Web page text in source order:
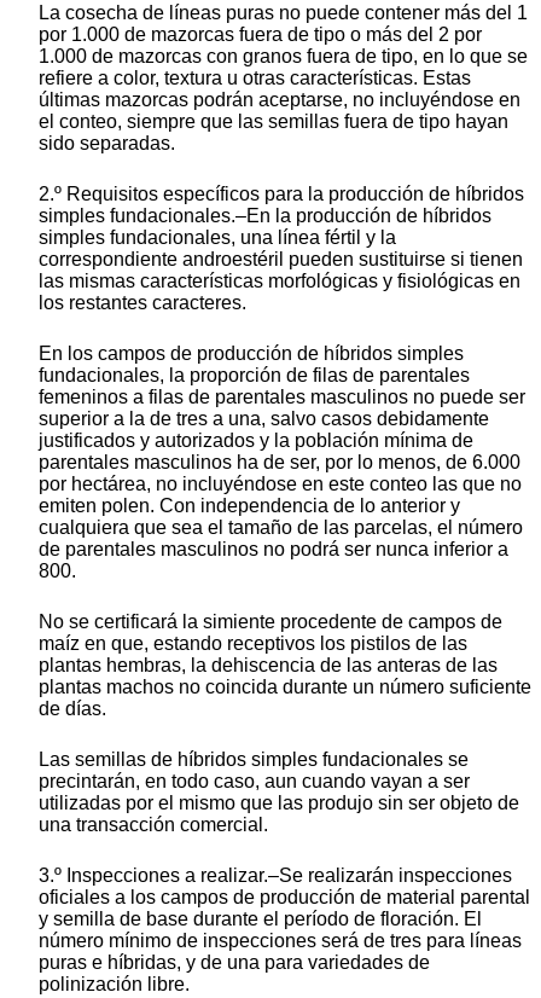
La cosecha de líneas puras no puede contener más del 1
por 1.000 de mazorcas fuera de tipo o más del 2 por
1.000 de mazorcas con granos fuera de tipo, en lo que se
refiere a color, textura u otras características. Estas
últimas mazorcas podrán aceptarse, no incluyéndose en
el conteo, siempre que las semillas fuera de tipo hayan
sido separadas.
2.º Requisitos específicos para la producción de híbridos
simples fundacionales.–En la producción de híbridos
simples fundacionales, una línea fértil y la
correspondiente androestéril pueden sustituirse si tienen
las mismas características morfológicas y fisiológicas en
los restantes caracteres.
En los campos de producción de híbridos simples
fundacionales, la proporción de filas de parentales
femeninos a filas de parentales masculinos no puede ser
superior a la de tres a una, salvo casos debidamente
justificados y autorizados y la población mínima de
parentales masculinos ha de ser, por lo menos, de 6.000
por hectárea, no incluyéndose en este conteo las que no
emiten polen. Con independencia de lo anterior y
cualquiera que sea el tamaño de las parcelas, el número
de parentales masculinos no podrá ser nunca inferior a
800.
No se certificará la simiente procedente de campos de
maíz en que, estando receptivos los pistilos de las
plantas hembras, la dehiscencia de las anteras de las
plantas machos no coincida durante un número suficiente
de días.
Las semillas de híbridos simples fundacionales se
precintarán, en todo caso, aun cuando vayan a ser
utilizadas por el mismo que las produjo sin ser objeto de
una transacción comercial.
3.º Inspecciones a realizar.–Se realizarán inspecciones
oficiales a los campos de producción de material parental
y semilla de base durante el período de floración. El
número mínimo de inspecciones será de tres para líneas
puras e híbridas, y de una para variedades de
polinización libre.